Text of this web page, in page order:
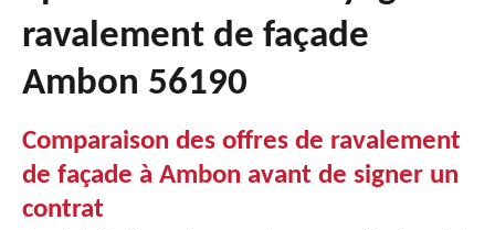
ravalement de façade
Ambon 56190
Comparaison des offres de ravalement
de façade à Ambon avant de signer un
contrat